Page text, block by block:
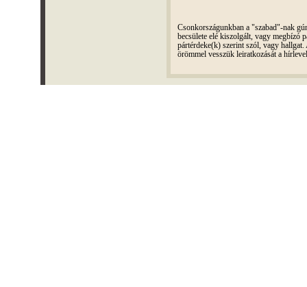
Csonkországunkban a "szabad"-nak
becsülete elé kiszolgált, vagy megbízó
pártérdeke(k) szerint szól, vagy
örömmel vesszük leiratkozását a